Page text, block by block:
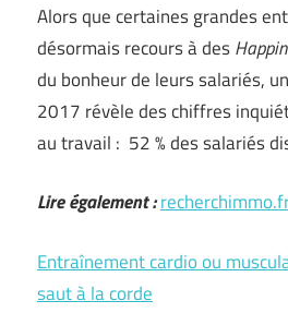
Alors que certaines grandes
désormais recours à des
du bonheur de leurs salariés,
2017 révèle des chiffres
au travail : 52 % des salariés
Lire également :
Entraînement cardio ou
saut à la corde